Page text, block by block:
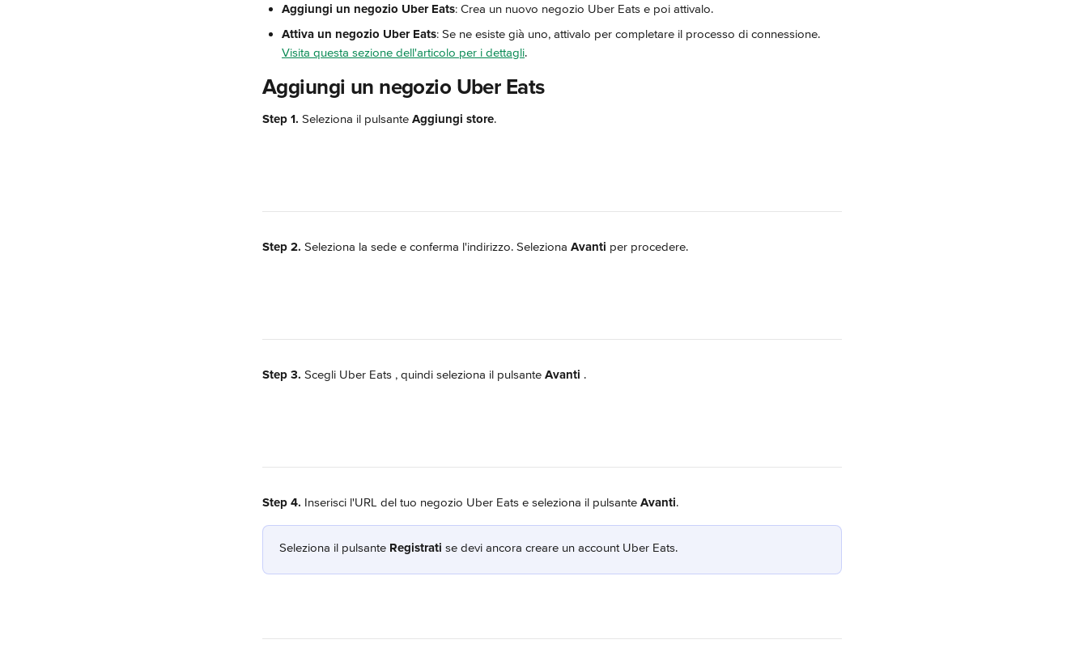
Aggiungi un negozio Uber Eats: Crea un nuovo negozio Uber Eats e poi attivalo.
Attiva un negozio Uber Eats: Se ne esiste già uno, attivalo per completare il processo di connessione.
Visita questa sezione dell'articolo per i dettagli.
Aggiungi un negozio Uber Eats
Step 1. Seleziona il pulsante Aggiungi store.
Step 2. Seleziona la sede e conferma l'indirizzo. Seleziona Avanti per procedere.
Step 3. Scegli Uber Eats , quindi seleziona il pulsante Avanti .
Step 4. Inserisci l'URL del tuo negozio Uber Eats e seleziona il pulsante Avanti.
Seleziona il pulsante Registrati se devi ancora creare un account Uber Eats.